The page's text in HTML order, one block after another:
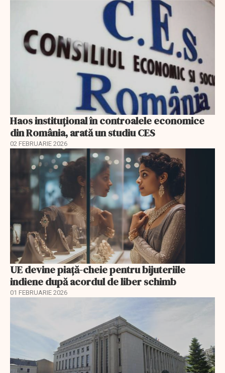
Haos instituțional în controalele economice
din România, arată un studiu CES
02 FEBRUARIE 2026
UE devine piață-cheie pentru bijuteriile
indiene după acordul de liber schimb
01 FEBRUARIE 2026